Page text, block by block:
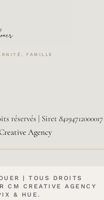
FAMILLE
réservés | Siret 84194712000017
Agency
| TOUS DROITS
CM CREATIVE AGENCY
& HUE.